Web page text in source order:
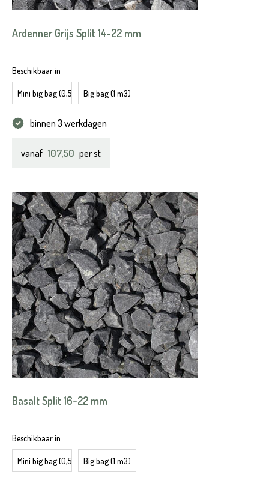
Ardenner Grijs Split 14-22 mm
Beschikbaar in
Mini big bag (0,5 m3)Big bag (1 m3)
binnen 3 werkdagen
vanaf 107,50 per st
Basalt Split 16-22 mm
Beschikbaar in
Mini big bag (0,5 m3)Big bag (1 m3)